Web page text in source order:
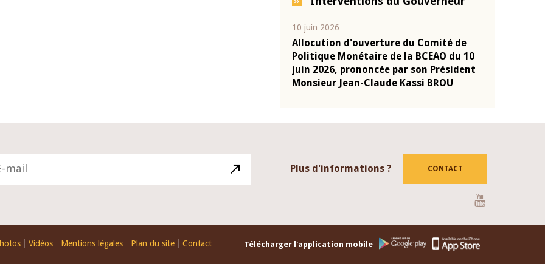
10 juin 2026
Allocution d'ouverture du Comité de
Politique Monétaire de la BCEAO du 10
juin 2026, prononcée par son Président
Monsieur Jean-Claude Kassi BROU
Plus d'informations ? CONTACT
Vidéos Mentions légales Plan du site Contact Télécharger l'application mobile